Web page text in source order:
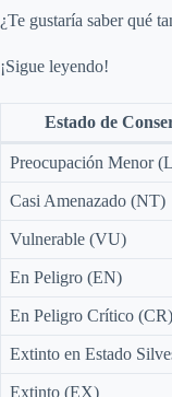
¿Te gustaría saber qué
¡Sigue leyendo!
Estado de
Preocupación Menor
Casi Amenazado (NT)
Vulnerable (VU)
En Peligro (EN)
En Peligro Crítico (CR)
Extinto en Estado
Extinto (EX)